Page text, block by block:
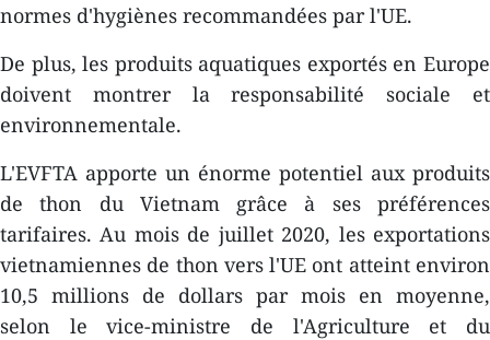
normes d'hygiènes recommandées par l'UE.
De plus, les produits aquatiques exportés en Europe
doivent montrer la responsabilité sociale et
environnementale.
L'EVFTA apporte un énorme potentiel aux produits
de thon du Vietnam grâce à ses préférences
tarifaires. Au mois de juillet 2020, les exportations
vietnamiennes de thon vers l'UE ont atteint environ
10,5 millions de dollars par mois en moyenne,
selon le vice-ministre de l'Agriculture et du